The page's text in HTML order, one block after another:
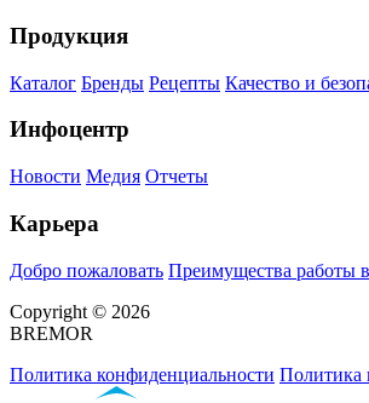
Продукция
Каталог Бренды Рецепты Качество и
Инфоцентр
Новости Медия Отчеты
Карьера
Добро пожаловать Преимущества работы
Copyright © 2026
BREMOR
Политика конфиденциальности Политика